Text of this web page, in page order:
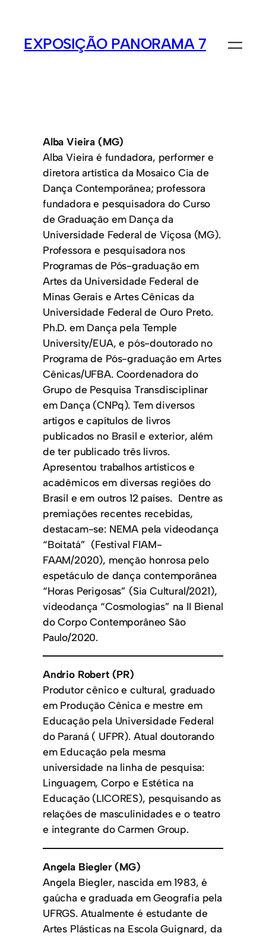
EXPOSIÇÃO PANORAMA 7
Alba Vieira (MG)
Alba Vieira é fundadora, performer e
diretora artística da Mosaico Cia de
Dança Contemporânea; professora
fundadora e pesquisadora do Curso
de Graduação em Dança da
Universidade Federal de Viçosa (MG).
Professora e pesquisadora nos
Programas de Pós-graduação em
Artes da Universidade Federal de
Minas Gerais e Artes Cênicas da
Universidade Federal de Ouro Preto.
Ph.D. em Dança pela Temple
University/EUA, e pós-doutorado no
Programa de Pós-graduação em Artes
Cênicas/UFBA. Coordenadora do
Grupo de Pesquisa Transdisciplinar
em Dança (CNPq). Tem diversos
artigos e capítulos de livros
publicados no Brasil e exterior, além
de ter publicado três livros.
Apresentou trabalhos artísticos e
acadêmicos em diversas regiões do
Brasil e em outros 12 países. Dentre as
premiações recentes recebidas,
destacam-se: NEMA pela videodança
“Boitatá” (Festival FIAM-
FAAM/2020), menção honrosa pelo
espetáculo de dança contemporânea
“Horas Perigosas” (Sia Cultural/2021),
videodança “Cosmologias” na II Bienal
do Corpo Contemporâneo São
Paulo/2020.
Andrio Robert (PR)
Produtor cênico e cultural, graduado
em Produção Cênica e mestre em
Educação pela Universidade Federal
do Paraná ( UFPR). Atual doutorando
em Educação pela mesma
universidade na linha de pesquisa:
Linguagem, Corpo e Estética na
Educação (LICORES), pesquisando as
relações de masculinidades e o teatro
e integrante do Carmen Group.
Angela Biegler (MG)
Angela Biegler, nascida em 1983, é
gaúcha e graduada em Geografia pela
UFRGS. Atualmente é estudante de
Artes Plásticas na Escola Guignard, da